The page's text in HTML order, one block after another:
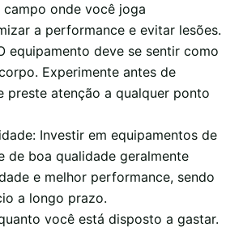
onde você joga
a performance e evitar lesões.
equipamento deve se sentir como
Experimente antes de
preste atenção a qualquer ponto
Investir em equipamentos de
de boa qualidade geralmente
e melhor performance, sendo
a longo prazo.
você está disposto a gastar.